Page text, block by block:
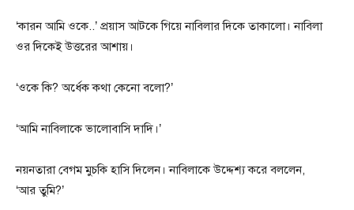
‘কারন আমি ওকে..’ প্রয়াস আটকে গিয়ে নাবিলার দিকে তাকালো। নাবিলা
ওর দিকেই উত্তরের আশায়।
‘ওকে কি? অর্ধেক কথা কেনো বলো?’
‘আমি নাবিলাকে ভালোবাসি দাদি।’
নয়নতারা বেগম মুচকি হাসি দিলেন। নাবিলাকে উদ্দেশ্য করে বললেন,
‘আর তুমি?’